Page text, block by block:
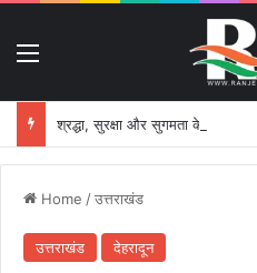
Home /उत्तराखंड
उत्तराखंड देहरादून